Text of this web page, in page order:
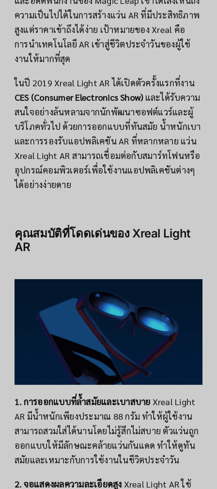
ความเป็นไปได้ในการสร้างแว่น AR ที่มีประสิทธิภาพ
สูงแต่ราคาเข้าถึงได้ง่าย เป้าหมายของ Xreal คือ
การนำเทคโนโลยี AR เข้าสู่ชีวิตประจำวันของผู้ใช้
งานให้มากที่สุด
ในปี 2019 Xreal Light AR ได้เปิดตัวครั้งแรกที่งาน
CES (Consumer Electronics Show)และได้รับความ
สนใจอย่างล้นหลามจากนักพัฒนาซอฟต์แวร์และผู้
บริโภคทั่วไป ด้วยการออกแบบที่ทันสมัย น้ำหนักเบา
และการรองรับแอปพลิเคชัน AR ที่หลากหลาย แว่น
Xreal Light AR สามารถเชื่อมต่อกับสมาร์ทโฟนหรือ
อุปกรณ์คอมพิวเตอร์เพื่อใช้งานแอปพลิเคชันต่างๆ
ได้อย่างง่ายดาย
คุณสมบัติที่โดดเด่นของ Xreal Light
AR
1. การออกแบบที่ล้ำสมัยและเบาสบาย Xreal Light
AR มีน้ำหนักเพียงประมาณ 88 กรัม ทำให้ผู้ใช้งาน
สามารถสวมใส่ได้นานโดยไม่รู้สึกไม่สบาย ตัวแว่นถูก
ออกแบบให้มีลักษณะคล้ายแว่นกันแดด ทำให้ดูทัน
สมัยและเหมาะกับการใช้งานในชีวิตประจำวัน
2. จอแสดงผลความละเอียดสูง Xreal Light AR ใช้